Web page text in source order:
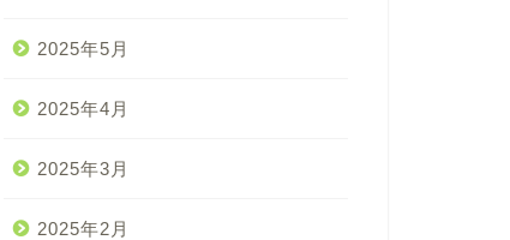
2025年5月
2025年4月
2025年3月
2025年2月